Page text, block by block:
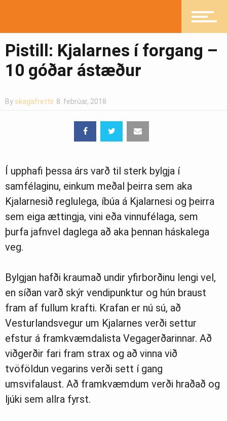
Pistlar
Greinasafn
Pistill: Kjalarnes í forgang –
10 góðar ástæður
By skagafrettir 8. febrúar, 2018
Í upphafi þessa árs varð til sterk bylgja í
samfélaginu, einkum meðal þeirra sem aka
Kjalarnesið reglulega, íbúa á Kjalarnesi og þeirra
sem eiga ættingja, vini eða vinnufélaga, sem
þurfa jafnvel daglega að aka þennan háskalega
veg.
Bylgjan hafði kraumað undir yfirborðinu lengi vel,
en síðan varð skýr vendipunktur og hún braust
fram af fullum krafti. Krafan er nú sú, að
Vesturlandsvegur um Kjalarnes verði settur
efstur á framkvæmdalista Vegagerðarinnar. Að
viðgerðir fari fram strax og að vinna við
tvöföldun vegarins verði sett í gang
umsvifalaust. Að framkvæmdum verði hraðað og
ljúki sem allra fyrst.